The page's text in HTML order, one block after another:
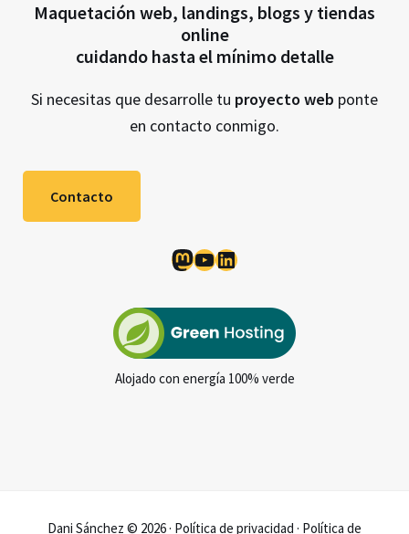
Maquetación web, landings, blogs y tiendas
online
cuidando hasta el mínimo detalle
Si necesitas que desarrolle tu proyecto web ponte
en contacto conmigo.
Contacto
Mastodon
YouTube
LinkedIn
Alojado con energía 100% verde
Dani Sánchez © 2026 · Política de privacidad · Política de